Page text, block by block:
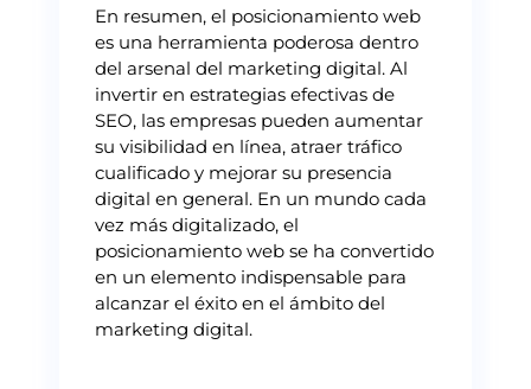
En resumen, el posicionamiento web
es una herramienta poderosa dentro
del arsenal del marketing digital. Al
invertir en estrategias efectivas de
SEO, las empresas pueden aumentar
su visibilidad en línea, atraer tráfico
cualificado y mejorar su presencia
digital en general. En un mundo cada
vez más digitalizado, el
posicionamiento web se ha convertido
en un elemento indispensable para
alcanzar el éxito en el ámbito del
marketing digital.